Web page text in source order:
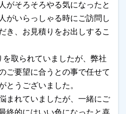
がそろそろやる気になったと
がいらっしゃる時にご訪問し
き、お見積りをお出しするこ
取られていましたが、弊社
ご要望に合うとの事で任せて
とうございました。
まれていましたが、一緒にご
終的にはいい色になったと喜